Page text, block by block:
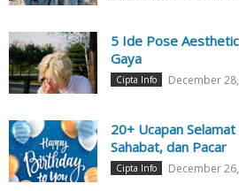
5 Ide Pose
Gaya
Cipta Info December
20+ Ucapan
Sahabat, dan Pacar
Cipta Info December